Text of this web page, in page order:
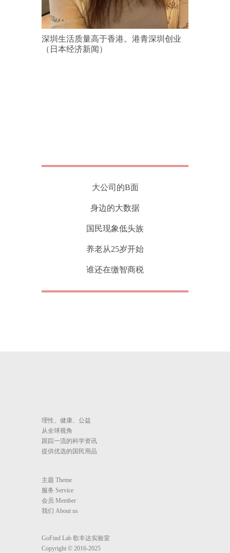
深圳生活质量高于香港。港青深圳创业
（日本经济新闻）
大公司的B面
身边的大数据
国民现象低头族
养老从25岁开始
谁还在缴智商税
理性、健康、公益
从全球视角
跟踪一流的科学资讯
提供优选的国民用品
主题 Theme
服务 Service
会员 Member
我们 About us
GoFind Lab 歌丰达实验室
Copyright © 2016-2025